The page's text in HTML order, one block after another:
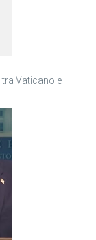
tra Vaticano e